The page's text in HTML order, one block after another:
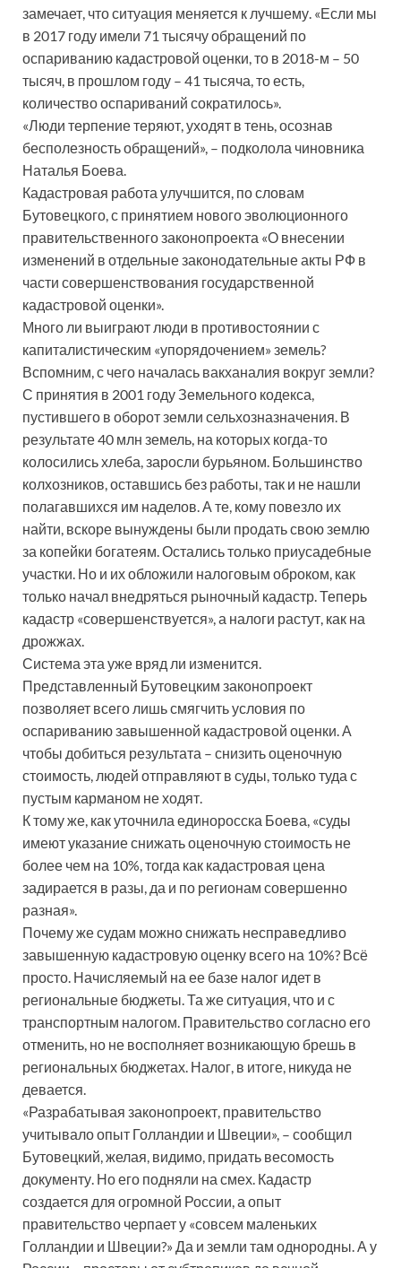
замечает, что ситуация меняется к лучшему. «Если мы
в 2017 году имели 71 тысячу обращений по
оспариванию кадастровой оценки, то в 2018-м – 50
тысяч, в прошлом году – 41 тысяча, то есть,
количество оспариваний сократилось».
«Люди терпение теряют, уходят в тень, осознав
бесполезность обращений», – подколола чиновника
Наталья Боева.
Кадастровая работа улучшится, по словам
Бутовецкого, с принятием нового эволюционного
правительственного законопроекта «О внесении
изменений в отдельные законодательные акты РФ в
части совершенствования государственной
кадастровой оценки».
Много ли выиграют люди в противостоянии с
капиталистическим «упорядочением» земель?
Вспомним, с чего началась вакханалия вокруг земли?
С принятия в 2001 году Земельного кодекса,
пустившего в оборот земли сельхозназначения. В
результате 40 млн земель, на которых когда-то
колосились хлеба, заросли бурьяном. Большинство
колхозников, оставшись без работы, так и не нашли
полагавшихся им наделов. А те, кому повезло их
найти, вскоре вынуждены были продать свою землю
за копейки богатеям. Остались только приусадебные
участки. Но и их обложили налоговым оброком, как
только начал внедряться рыночный кадастр. Теперь
кадастр «совершенствуется», а налоги растут, как на
дрожжах.
Система эта уже вряд ли изменится.
Представленный Бутовецким законопроект
позволяет всего лишь смягчить условия по
оспариванию завышенной кадастровой оценки. А
чтобы добиться результата – снизить оценочную
стоимость, людей отправляют в суды, только туда с
пустым карманом не ходят.
К тому же, как уточнила единоросска Боева, «суды
имеют указание снижать оценочную стоимость не
более чем на 10%, тогда как кадастровая цена
задирается в разы, да и по регионам совершенно
разная».
Почему же судам можно снижать несправедливо
завышенную кадастровую оценку всего на 10%? Всё
просто. Начисляемый на ее базе налог идет в
региональные бюджеты. Та же ситуация, что и с
транспортным налогом. Правительство согласно его
отменить, но не восполняет возникающую брешь в
региональных бюджетах. Налог, в итоге, никуда не
девается.
«Разрабатывая законопроект, правительство
учитывало опыт Голландии и Швеции», – сообщил
Бутовецкий, желая, видимо, придать весомость
документу. Но его подняли на смех. Кадастр
создается для огромной России, а опыт
правительство черпает у «совсем маленьких
Голландии и Швеции?» Да и земли там однородны. А у